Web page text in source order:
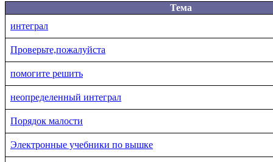
Тема
интеграл
Проверьте,пожалуйста
помогите решить
неопределенный интеграл
Порядок малости
Электронные учебники по вышке